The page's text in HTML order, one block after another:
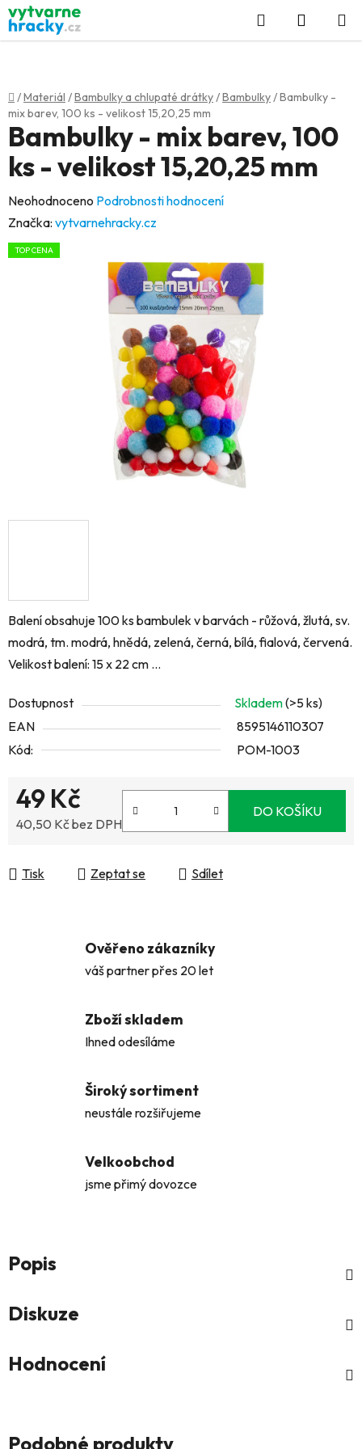
Přejít
na
obsah
Hledat
KOŠÍK
Domů
/Materiál /Bambulky a chlupaté drátky/Bambulky/Bambulky -
mix barev, 100 ks - velikost 15,20,25 mm
Balení obsahuje 100 ks bambulek v barvách - růžová, žlutá, sv.
modrá, tm. modrá, hnědá, zelená, černá, bílá, fialová, červená.
Velikost balení: 15 x 22 cm ...
Dostupnost Skladem(>5 ks)
EAN
8595146110307
Kód:
POM-1003
49 Kč
40,50 Kč bez DPH
DO KOŠÍKU
Tisk Zeptat se Sdílet
Bambulky - mix barev, 100
ks - velikost 15,20,25 mm
Průměrné
hodnocení
produktu
Neohodnoceno Podrobnosti hodnocení
Značka: vytvarnehracky.cz
TOP CENA
Ověřeno zákazníky
váš partner přes 20 let
Zboží skladem
Ihned odesíláme
Široký sortiment
neustále rozšiřujeme
Velkoobchod
jsme přimý dovozce
Popis
Diskuze
Hodnocení
Podobné produkty